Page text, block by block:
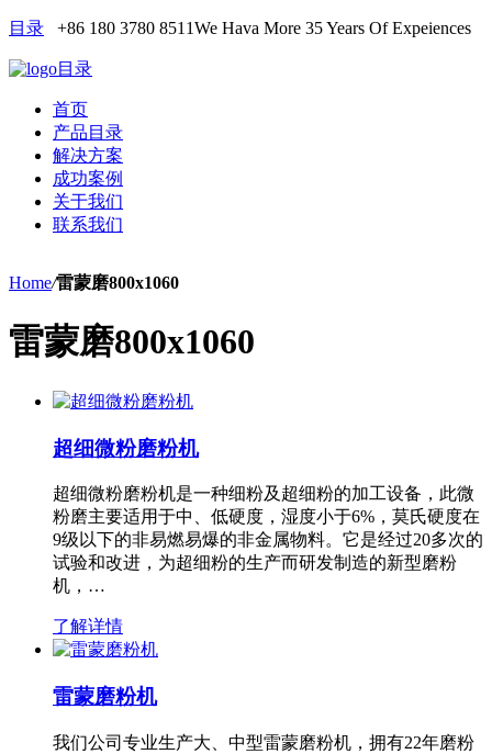
目录 +86 180 3780 8511We Hava More 35 Years Of Expeiences
目录
首页
产品目录
解决方案
成功案例
关于我们
联系我们
Home/雷蒙磨800x1060
雷蒙磨800x1060
超细微粉磨粉机
超细微粉磨粉机是一种细粉及超细粉的加工设备，此微
粉磨主要适用于中、低硬度，湿度小于6%，莫氏硬度在
9级以下的非易燃易爆的非金属物料。它是经过20多次的
试验和改进，为超细粉的生产而研发制造的新型磨粉
机，…
了解详情
雷蒙磨粉机
我们公司专业生产大、中型雷蒙磨粉机，拥有22年磨粉